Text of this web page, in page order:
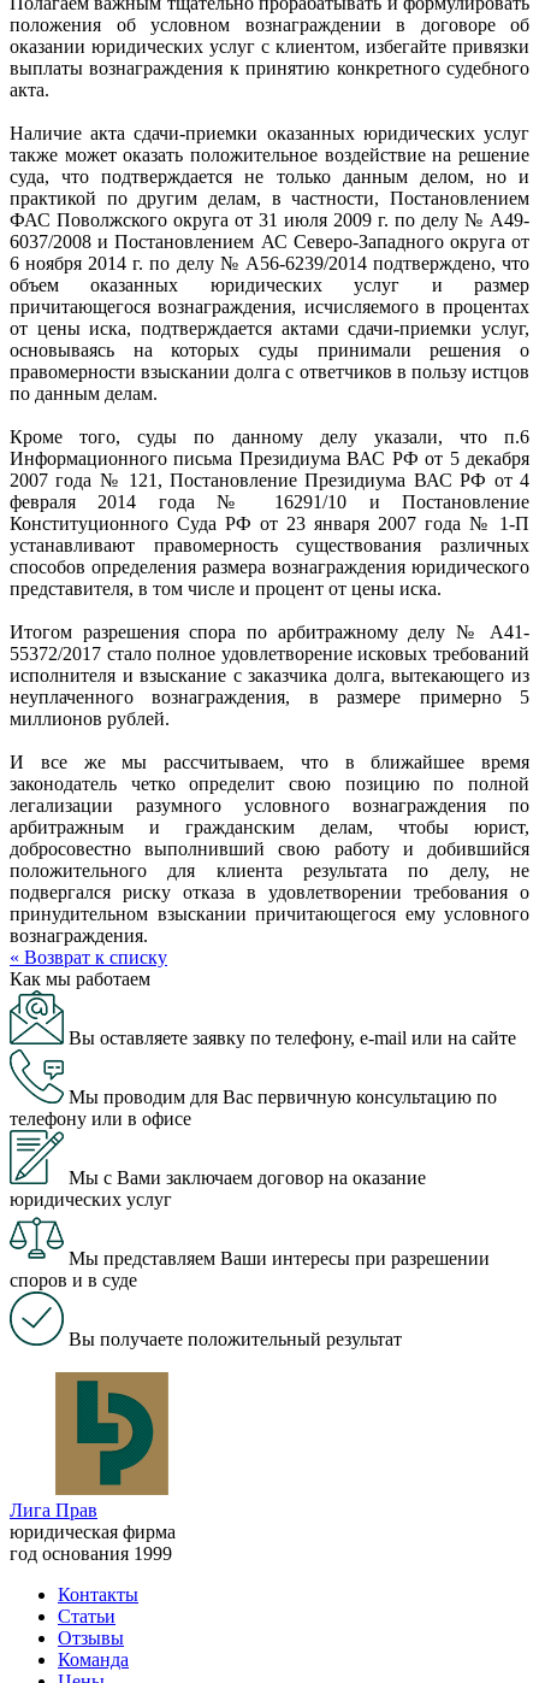
положения об условном вознаграждении в договоре об
оказании юридических услуг с клиентом, избегайте привязки
выплаты вознаграждения к принятию конкретного судебного
акта.
Наличие акта сдачи-приемки оказанных юридических услуг
также может оказать положительное воздействие на решение
суда, что подтверждается не только данным делом, но и
практикой по другим делам, в частности, Постановлением
ФАС Поволжского округа от 31 июля 2009 г. по делу № А49-
6037/2008 и Постановлением АС Северо-Западного округа от
6 ноября 2014 г. по делу № А56-6239/2014 подтверждено, что
объем оказанных юридических услуг и размер
причитающегося вознаграждения, исчисляемого в процентах
от цены иска, подтверждается актами сдачи-приемки услуг,
основываясь на которых суды принимали решения о
правомерности взыскании долга с ответчиков в пользу истцов
по данным делам.
Кроме того, суды по данному делу указали, что п.6
Информационного письма Президиума ВАС РФ от 5 декабря
2007 года № 121, Постановление Президиума ВАС РФ от 4
февраля 2014 года № 16291/10 и Постановление
Конституционного Суда РФ от 23 января 2007 года № 1-П
устанавливают правомерность существования различных
способов определения размера вознаграждения юридического
представителя, в том числе и процент от цены иска.
Итогом разрешения спора по арбитражному делу № А41-
55372/2017 стало полное удовлетворение исковых требований
исполнителя и взыскание с заказчика долга, вытекающего из
неуплаченного вознаграждения, в размере примерно 5
миллионов рублей.
И все же мы рассчитываем, что в ближайшее время
законодатель четко определит свою позицию по полной
легализации разумного условного вознаграждения по
арбитражным и гражданским делам, чтобы юрист,
добросовестно выполнивший свою работу и добившийся
положительного для клиента результата по делу, не
подвергался риску отказа в удовлетворении требования о
принудительном взыскании причитающегося ему условного
вознаграждения.
« Возврат к списку
Как мы работаем
Вы оставляете заявку по телефону, e-mail или на сайте
Мы проводим для Вас первичную консультацию по
телефону или в офисе
Мы с Вами заключаем договор на оказание
юридических услуг
Мы представляем Ваши интересы при разрешении
споров и в суде
Вы получаете положительный результат
Лига Прав
юридическая фирма
год основания 1999
Контакты
Статьи
Отзывы
Команда